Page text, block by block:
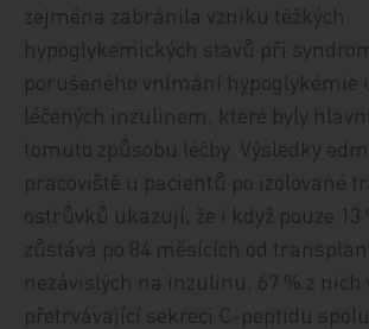
zejména zabránila vzniku těžkých
hypoglykemických stavů při
porušeného vnímání hypoglykémie
léčených inzulinem, které byly
tomuto způsobu léčby. Výsledky
pracoviště u pacientů po izolované
ostrůvků ukazují, že i když pouze 13
zůstává po 84 měsících od
nezávislých na inzulinu, 67 % z nich
přetrvávající sekreci C-peptidu